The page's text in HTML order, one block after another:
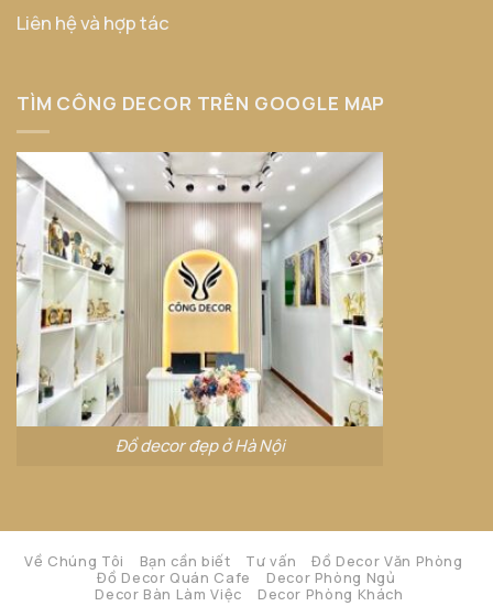
Liên hệ và hợp tác
TÌM CÔNG DECOR TRÊN GOOGLE MAP
Đồ decor đẹp ở Hà Nội
Về Chúng Tôi Bạn cần biết Tư vấn
Đồ Decor Văn Phòng
Đồ Decor Quán Cafe
Decor Phòng Ngủ
Decor Bàn Làm Việc
Decor Phòng Khách